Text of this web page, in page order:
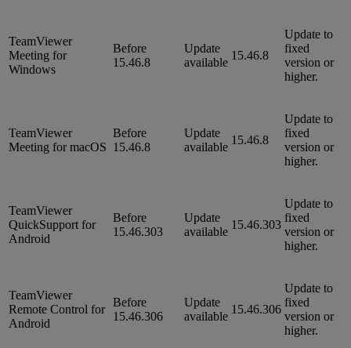
TeamViewer
Meeting for
Windows
Before
15.46.8
Update
available
15.46.8
Update to
fixed
version or
higher.
TeamViewer
Meeting for macOS
Before
15.46.8
Update
available
15.46.8
Update to
fixed
version or
higher.
TeamViewer
QuickSupport for
Android
Before
15.46.303
Update
available
15.46.303
Update to
fixed
version or
higher.
TeamViewer
Remote Control for
Android
Before
15.46.306
Update
available
15.46.306
Update to
fixed
version or
higher.